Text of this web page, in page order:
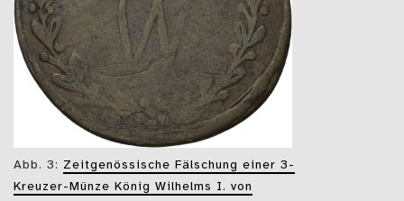
Abb. 3: Zeitgenössische Fälschung einer 3-
Kreuzer-Münze König Wilhelms I. von